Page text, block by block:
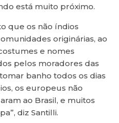
está muito próximo.
que os não índios
originárias, ao
e nomes
pelos moradores das
banho todos os dias
os europeus não
ao Brasil, e muitos
diz Santilli.